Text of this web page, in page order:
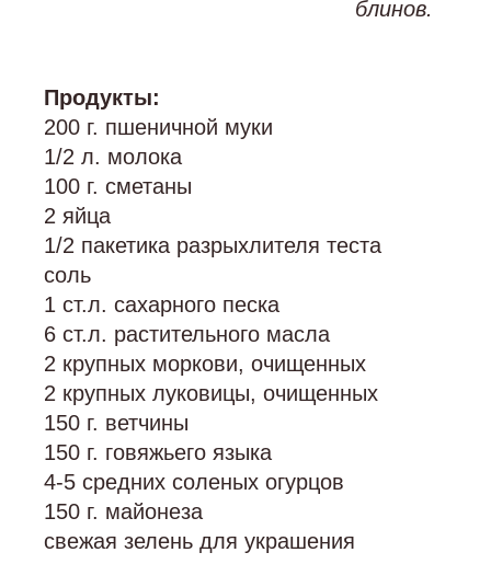
блинов.
Продукты:
200 г. пшеничной муки
1/2 л. молока
100 г. сметаны
2 яйца
1/2 пакетика разрыхлителя теста
соль
1 ст.л. сахарного песка
6 ст.л. растительного масла
2 крупных моркови, очищенных
2 крупных луковицы, очищенных
150 г. ветчины
150 г. говяжьего языка
4-5 средних соленых огурцов
150 г. майонеза
свежая зелень для украшения